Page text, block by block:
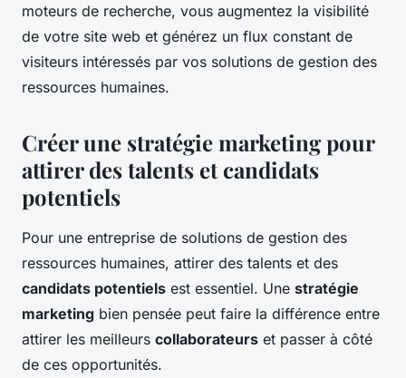
moteurs de recherche, vous augmentez la visibilité
de votre site web et générez un flux constant de
visiteurs intéressés par vos solutions de gestion des
ressources humaines.
Créer une stratégie marketing pour
attirer des talents et candidats
potentiels
Pour une entreprise de solutions de gestion des
ressources humaines, attirer des talents et des
candidats potentiels est essentiel. Une stratégie
marketing bien pensée peut faire la différence entre
attirer les meilleurs collaborateurs et passer à côté
de ces opportunités.